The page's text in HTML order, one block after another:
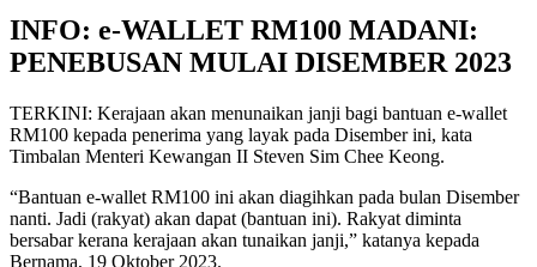
INFO: e-WALLET RM100 MADANI:
PENEBUSAN MULAI DISEMBER 2023
TERKINI: Kerajaan akan menunaikan janji bagi bantuan e-wallet
RM100 kepada penerima yang layak pada Disember ini, kata
Timbalan Menteri Kewangan II Steven Sim Chee Keong.
“Bantuan e-wallet RM100 ini akan diagihkan pada bulan Disember
nanti. Jadi (rakyat) akan dapat (bantuan ini). Rakyat diminta
bersabar kerana kerajaan akan tunaikan janji,” katanya kepada
Bernama, 19 Oktober 2023.